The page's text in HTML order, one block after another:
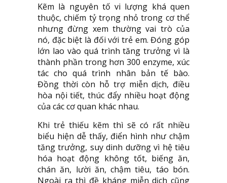
Kẽm là nguyên tố vi lượng khá quen
thuộc, chiếm tỷ trọng nhỏ trong cơ thể
nhưng đừng xem thường vai trò của
nó, đặc biệt là đối với trẻ em. Đóng góp
lớn lao vào quá trình tăng trưởng vì là
thành phần trong hơn 300 enzyme, xúc
tác cho quá trình nhân bản tế bào.
Đồng thời còn hỗ trợ miễn dịch, điều
hòa nội tiết, thúc đẩy nhiều hoạt động
của các cơ quan khác nhau.
Khi trẻ thiếu kẽm thì sẽ có rất nhiều
biểu hiện dễ thấy, điển hình như chậm
tăng trưởng, suy dinh dưỡng vì hệ tiêu
hóa hoạt động không tốt, biếng ăn,
chán ăn, lười ăn, chậm tiêu, táo bón.
Ngoài ra thì đề kháng miễn dịch cũng